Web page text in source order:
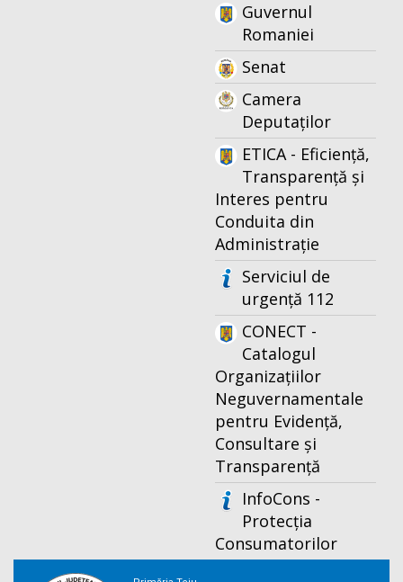
Guvernul
Romaniei
Senat
Camera
Deputaților
ETICA - Eficiență,
Transparență și
Interes pentru
Conduita din
Administrație
Serviciul de
urgență 112
CONECT -
Catalogul
Organizațiilor
Neguvernamentale
pentru Evidență,
Consultare și
Transparență
InfoCons -
Protecția
Consumatorilor